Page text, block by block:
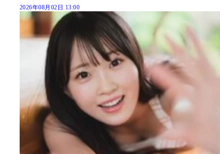
2026年08月02日 13:00